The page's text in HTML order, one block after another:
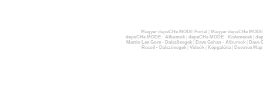
Magyar depeCHe MODE Portál
Magyar depeCHe
depeCHe MODE - Albumok| depeCHe MODE - Kislemezek|
Martin Lee Gore - Dalszövegek| Dave Gahan - Albumok|
Dave
Recoil - Dalszövegek| Videók| Képgaléria| Devotee Map